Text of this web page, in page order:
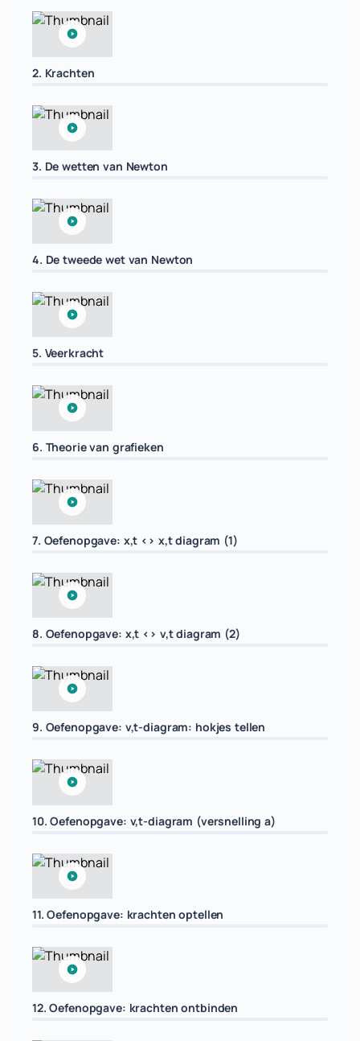
2. Krachten
3. De wetten van Newton
4. De tweede wet van Newton
5. Veerkracht
6. Theorie van grafieken
7. Oefenopgave: x,t <> x,t diagram (1)
8. Oefenopgave: x,t <> v,t diagram (2)
9. Oefenopgave: v,t-diagram: hokjes tellen
10. Oefenopgave: v,t-diagram (versnelling a)
11. Oefenopgave: krachten optellen
12. Oefenopgave: krachten ontbinden